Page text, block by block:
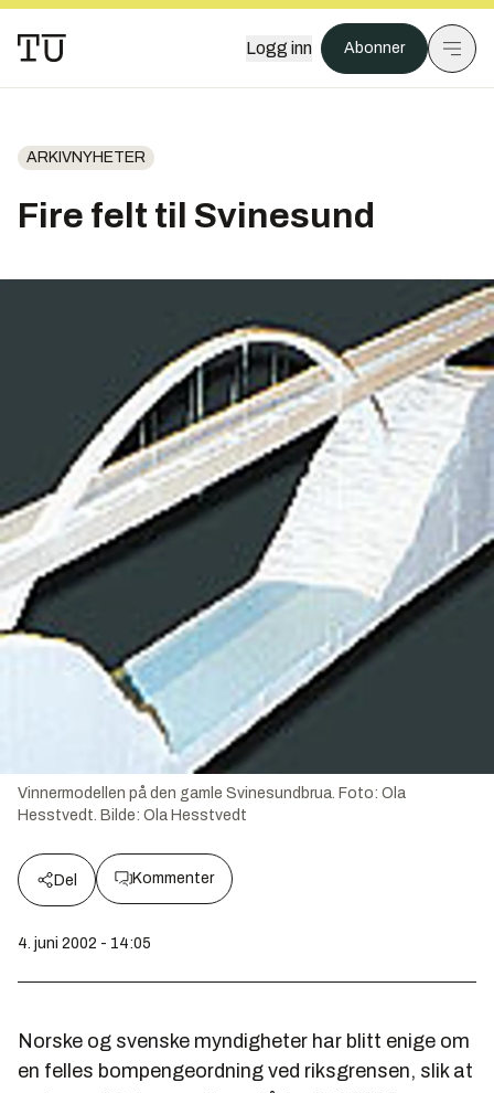
Logg inn Abonner
ARKIVNYHETER
Fire felt til Svinesund
Vinnermodellen på den gamle Svinesundbrua. Foto: Ola
Hesstvedt. Bilde: Ola Hesstvedt
Del Kommenter
4. juni 2002 - 14:05
Norske og svenske myndigheter har blitt enige om
en felles bompengeordning ved riksgrensen, slik at